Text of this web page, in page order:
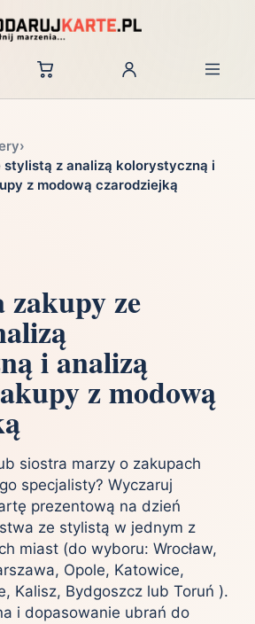
Zaloguj
›
stylistą z analizą kolorystyczną i
z modową czarodziejką
zakupy ze
i analizą
z modową
siostra marzy o zakupach
specjalisty? Wyczaruj
prezentową na dzień
ze stylistą w jednym z
miast (do wyboru: Wrocław,
Opole, Katowice,
Kalisz, Bydgoszcz lub Toruń ).
i dopasowanie ubrań do